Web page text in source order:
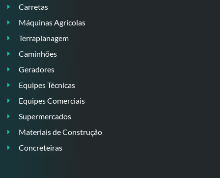
Carretas
Máquinas Agrícolas
Terraplanagem
Caminhões
Geradores
Equipes Técnicas
Equipes Comerciais
Supermercados
Materiais de Construção
Concreteiras